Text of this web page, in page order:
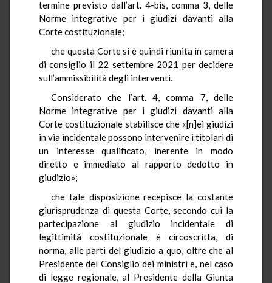
termine previsto dall’art. 4-bis, comma 3, delle
Norme integrative per i giudizi davanti alla
Corte costituzionale;
che questa Corte si è quindi riunita in camera
di consiglio il 22 settembre 2021 per decidere
sull’ammissibilità degli interventi.
Considerato che l’art. 4, comma 7, delle
Norme integrative per i giudizi davanti alla
Corte costituzionale stabilisce che «[n]ei giudizi
in via incidentale possono intervenire i titolari di
un interesse qualificato, inerente in modo
diretto e immediato al rapporto dedotto in
giudizio»;
che tale disposizione recepisce la costante
giurisprudenza di questa Corte, secondo cui la
partecipazione al giudizio incidentale di
legittimità costituzionale è circoscritta, di
norma, alle parti del giudizio a quo, oltre che al
Presidente del Consiglio dei ministri e, nel caso
di legge regionale, al Presidente della Giunta